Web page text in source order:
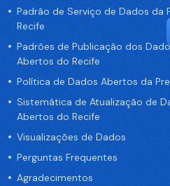
Padrão de Serviço de Dados da
Recife
Padrões de Publicação dos
Abertos do Recife
Política de Dados Abertos da
Sistemática de Atualização de
Abertos do Recife
Visualizações de Dados
Perguntas Frequentes
Agradecimentos